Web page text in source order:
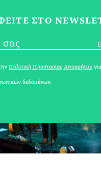
ΣΤΟ
Πολιτική Προστασίας Απορρήτου
δεδομένων.